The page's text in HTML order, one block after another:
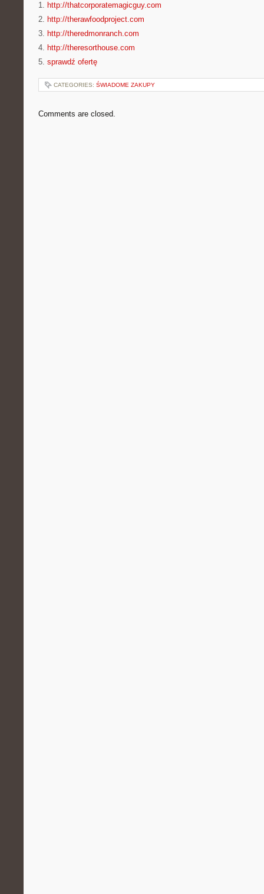
1. http://thatcorporatemagicguy.com
2. http://therawfoodproject.com
3. http://theredmonranch.com
4. http://theresorthouse.com
5. sprawdź ofertę
CATEGORIES: ŚWIADOME ZAKUPY
Comments are closed.